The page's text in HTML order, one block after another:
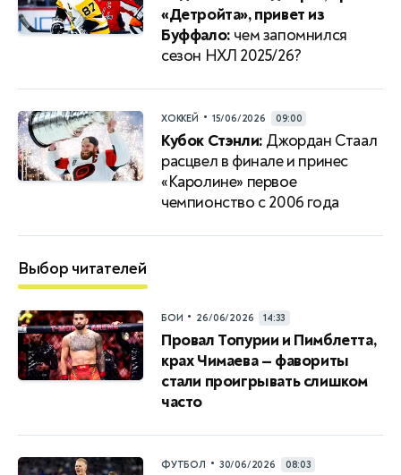
«Детройта», привет из
Буффало: чем запомнился
сезон НХЛ 2025/26?
ХОККЕЙ • 15/06/2026 09:00
Кубок Стэнли: Джордан Стаал
расцвел в финале и принес
«Каролине» первое
чемпионство с 2006 года
Выбор читателей
БОИ • 26/06/2026 14:33
Провал Топурии и Пимблетта,
крах Чимаева — фавориты
стали проигрывать слишком
часто
ФУТБОЛ • 30/06/2026 08:03